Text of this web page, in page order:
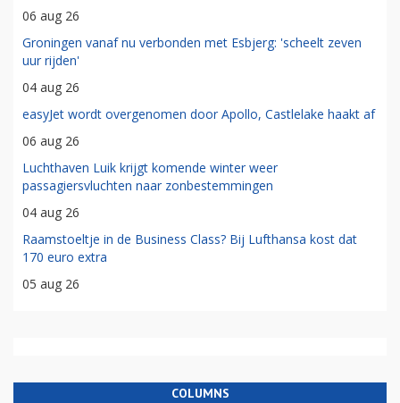
06 aug 26
Groningen vanaf nu verbonden met Esbjerg: 'scheelt zeven
uur rijden'
04 aug 26
easyJet wordt overgenomen door Apollo, Castlelake haakt af
06 aug 26
Luchthaven Luik krijgt komende winter weer
passagiersvluchten naar zonbestemmingen
04 aug 26
Raamstoeltje in de Business Class? Bij Lufthansa kost dat
170 euro extra
05 aug 26
COLUMNS